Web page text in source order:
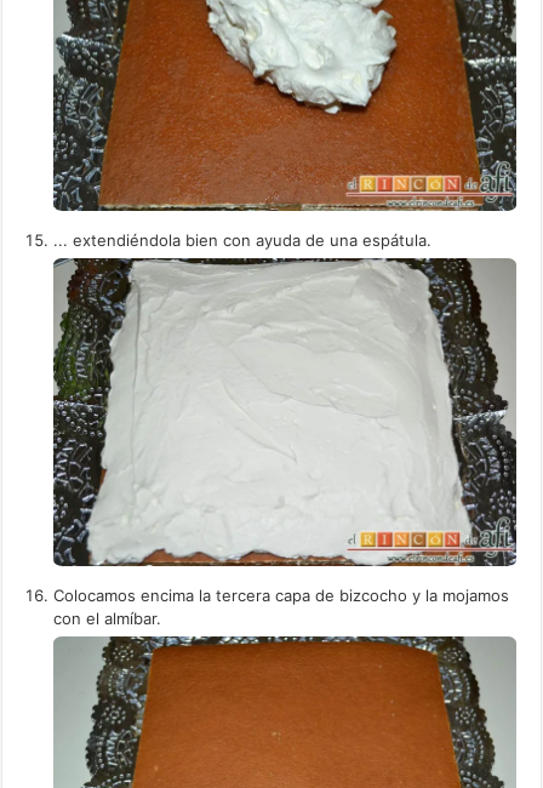
... extendiéndola bien con ayuda de una espátula.
Colocamos encima la tercera capa de bizcocho y la mojamos
con el almíbar.